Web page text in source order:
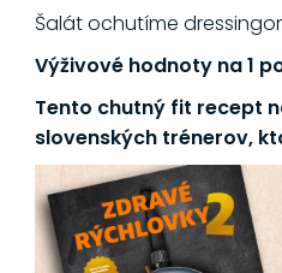
Šalát ochutíme
Výživové hodnoty na 1
Tento chutný fit recept
slovenských trénerov,